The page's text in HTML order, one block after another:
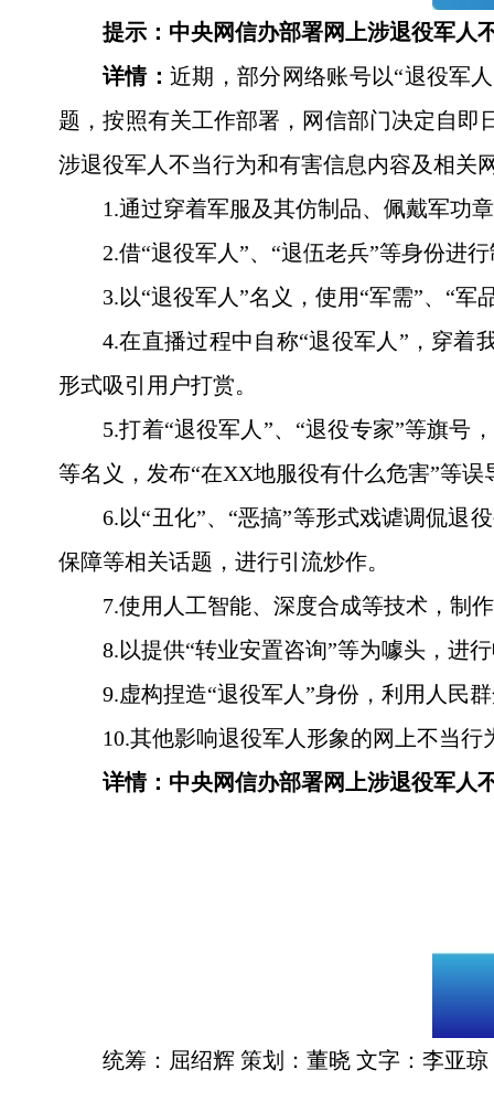
提示：中央网信办部署网上涉退役军人
详情：近期，部分网络账号以“退役军
题，按照有关工作部署，网信部门决定自即
涉退役军人不当行为和有害信息内容及相关
1.通过穿着军服及其仿制品、佩戴军功
2.借“退役军人”、“退伍老兵”等身份进
3.以“退役军人”名义，使用“军需”、“
4.在直播过程中自称“退役军人”，穿着
形式吸引用户打赏。
5.打着“退役军人”、“退役专家”等旗号
等名义，发布“在XX地服役有什么危害”等误
6.以“丑化”、“恶搞”等形式戏谑调侃退
保障等相关话题，进行引流炒作。
7.使用人工智能、深度合成等技术，制
8.以提供“转业安置咨询”等为噱头，进
9.虚构捏造“退役军人”身份，利用人民
10.其他影响退役军人形象的网上不当
详情：中央网信办部署网上涉退役军人
统筹：屈绍辉 策划：董晓 文字：李亚